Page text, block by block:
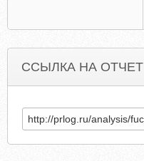
ССЫЛКА НА ОТЧЕТ